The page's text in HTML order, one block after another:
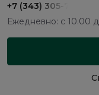
+7 (343) 305-74-37
Ежедневно: с 10.00